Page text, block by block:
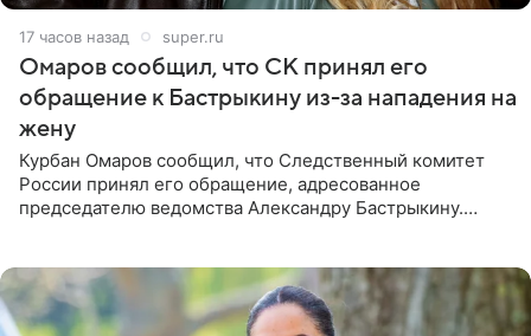
17 часов назад super.ru
Омаров сообщил, что СК принял его
обращение к Бастрыкину из-за нападения на
жену
Курбан Омаров сообщил, что Следственный комитет
России принял его обращение, адресованное
председателю ведомства Александру Бастрыкину.